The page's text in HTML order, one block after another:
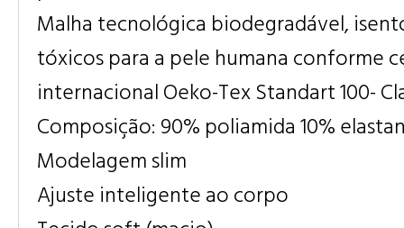
Malha tecnológica biodegradável,
tóxicos para a pele humana conforme
internacional Oeko-Tex Standart 100-
Composição: 90% poliamida 10%
Modelagem slim
Ajuste inteligente ao corpo